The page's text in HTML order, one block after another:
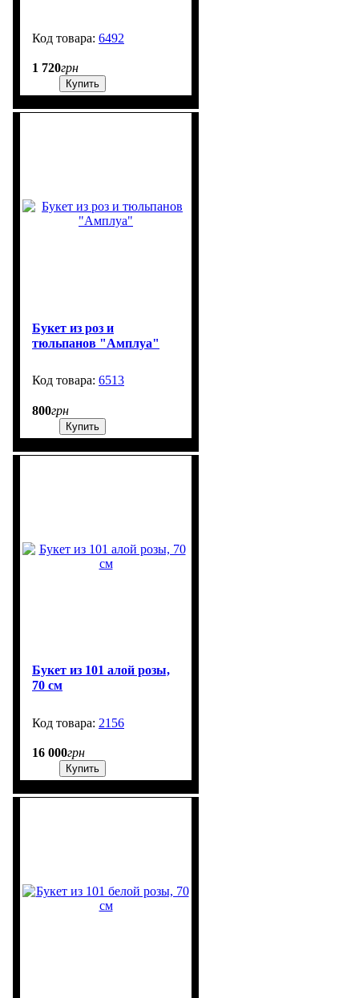
6492
1 720грн
Купить
Букет из роз и
тюльпанов "Амплуа"
6513
800грн
Купить
Букет из 101 алой розы,
70 см
2156
16 000грн
Купить